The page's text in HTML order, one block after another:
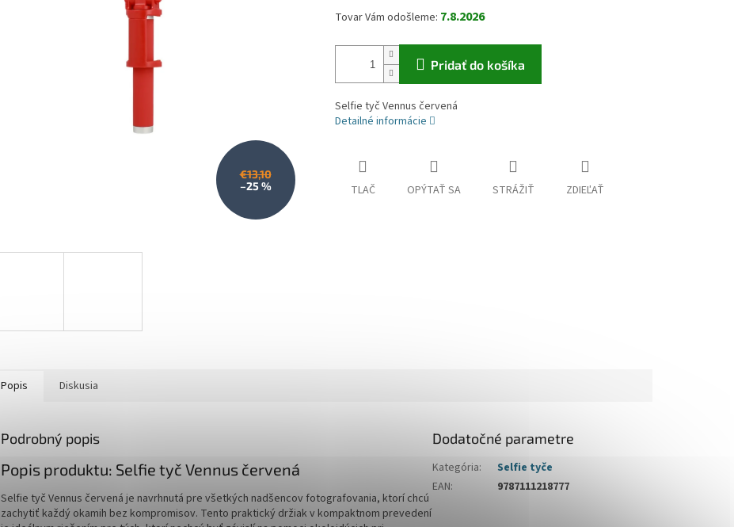
€13,10
–25 %
7.8.2026
Pridať do košíka
Selfie tyč Vennus červená
Detailné informácie
TLAČ OPÝTAŤ SA STRÁŽIŤ ZDIEĽAŤ
Popis Diskusia
Podrobný popis
Popis produktu: Selfie tyč Vennus červená
Selfie tyč Vennus červená je navrhnutá pre všetkých nadšencov fotografovania, ktorí chcú
zachytiť každý okamih bez kompromisov. Tento praktický držiak v kompaktnom prevedení
Dodatočné parametre
Kategória:
Selfie tyče
EAN: 9787111218777